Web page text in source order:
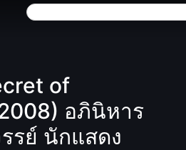
of
อภินิหาร
รย์ นักแสดง